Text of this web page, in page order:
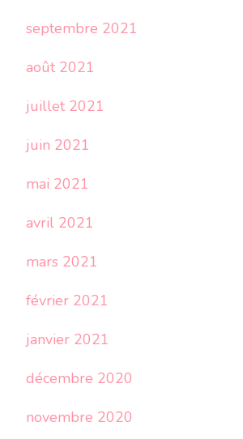
septembre 2021
août 2021
juillet 2021
juin 2021
mai 2021
avril 2021
mars 2021
février 2021
janvier 2021
décembre 2020
novembre 2020